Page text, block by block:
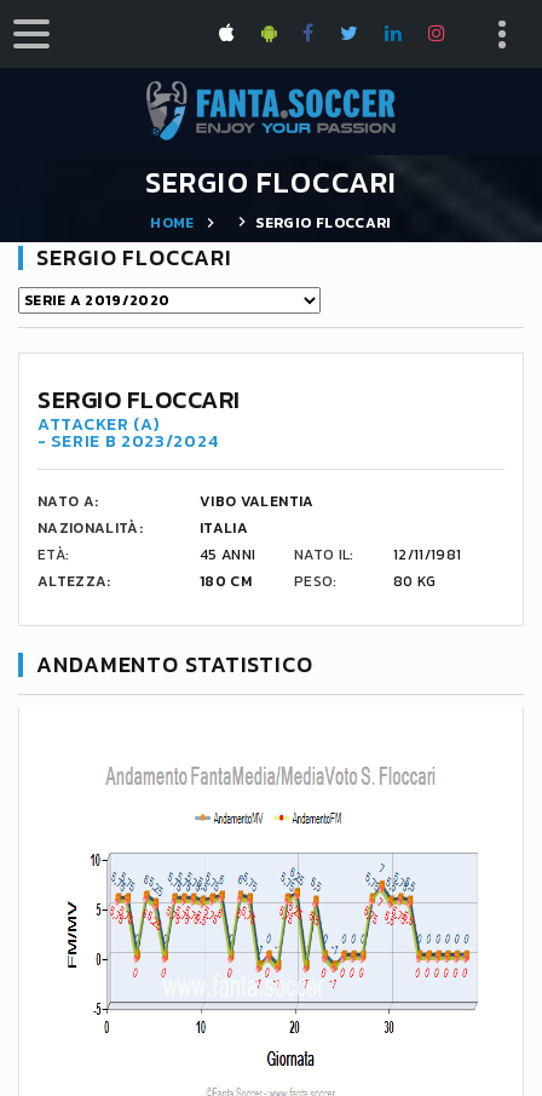
SERGIO FLOCCARI
HOME SERGIO FLOCCARI
SERGIO FLOCCARI
SERGIO FLOCCARI
ATTACKER (A)
- SERIE B 2023/2024
NATO A:
VIBO VALENTIA
NAZIONALITÀ:
ITALIA
ETÀ:
45 ANNI NATO IL:
12/11/1981
ALTEZZA:
180 CM PESO: 80 KG
ANDAMENTO STATISTICO